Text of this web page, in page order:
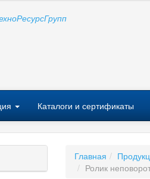
РесурсГрупп
Каталоги и сертификаты
Главная
Ролик